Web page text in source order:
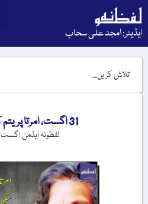
ایڈیٹر: امجد علی سحاب
31 اگست، امرتا پریتم کا یومِ پیدائش
لفظونہ ایڈمناگست 31, 2021